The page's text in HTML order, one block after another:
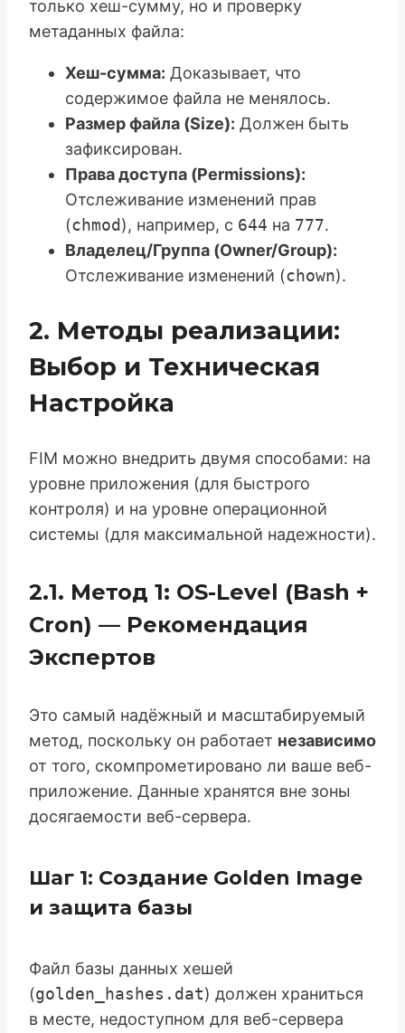
только хеш-сумму, но и проверку
метаданных файла:
Хеш-сумма: Доказывает, что
содержимое файла не менялось.
Размер файла (Size): Должен быть
зафиксирован.
Права доступа (Permissions):
Отслеживание изменений прав
(chmod), например, с 644 на 777.
Владелец/Группа (Owner/Group):
Отслеживание изменений (chown).
2. Методы реализации:
Выбор и Техническая
Настройка
FIM можно внедрить двумя способами: на
уровне приложения (для быстрого
контроля) и на уровне операционной
системы (для максимальной надежности).
2.1. Метод 1: OS-Level (Bash +
Cron) — Рекомендация
Экспертов
Это самый надёжный и масштабируемый
метод, поскольку он работает независимо
от того, скомпрометировано ли ваше веб-
приложение. Данные хранятся вне зоны
досягаемости веб-сервера.
Шаг 1: Создание Golden Image
и защита базы
Файл базы данных хешей
(golden_hashes.dat) должен храниться
в месте, недоступном для веб-сервера